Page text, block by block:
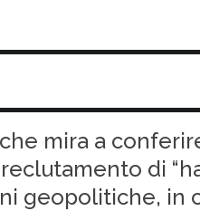
mira a
di
geopolitiche, in